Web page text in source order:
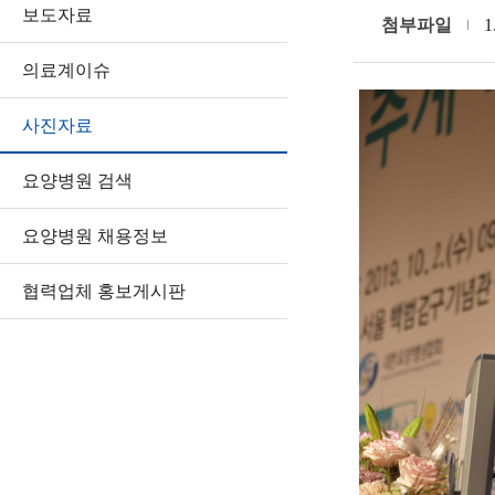
보도자료
의료계이슈
사진자료
요양병원 검색
요양병원 채용정보
협력업체 홍보게시판
첨부파일